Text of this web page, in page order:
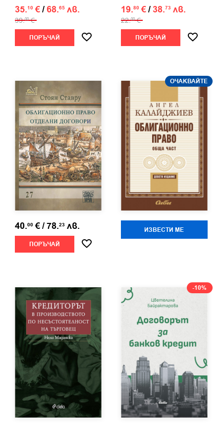
35.10 €/68.65 лв.
39.00 €
ПОРЪЧАЙ
19.80 €/38.73 лв.
22.00 €
ПОРЪЧАЙ
40.00 €/78.23 лв.
ПОРЪЧАЙ
ОЧАКВАЙТЕ
ИЗВЕСТИ МЕ
-10%